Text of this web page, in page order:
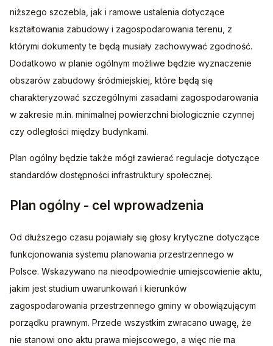
niższego szczebla, jak i ramowe ustalenia dotyczące
kształtowania zabudowy i zagospodarowania terenu, z
którymi dokumenty te będą musiały zachowywać zgodność.
Dodatkowo w planie ogólnym możliwe będzie wyznaczenie
obszarów zabudowy śródmiejskiej, które będą się
charakteryzować szczególnymi zasadami zagospodarowania
w zakresie m.in. minimalnej powierzchni biologicznie czynnej
czy odległości między budynkami.
Plan ogólny będzie także mógł zawierać regulacje dotyczące
standardów dostępności infrastruktury społecznej.
Plan ogólny - cel wprowadzenia
Od dłuższego czasu pojawiały się głosy krytyczne dotyczące
funkcjonowania systemu planowania przestrzennego w
Polsce. Wskazywano na nieodpowiednie umiejscowienie aktu,
jakim jest studium uwarunkowań i kierunków
zagospodarowania przestrzennego gminy w obowiązującym
porządku prawnym. Przede wszystkim zwracano uwagę, że
nie stanowi ono aktu prawa miejscowego, a więc nie ma